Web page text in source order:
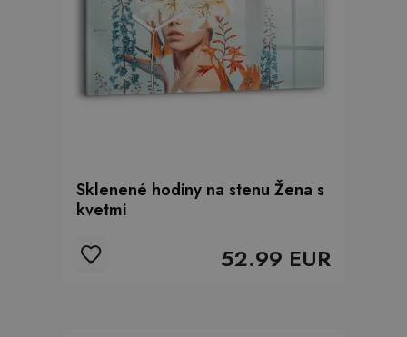
Sklenené hodiny na stenu Žena s
kvetmi
52.99 EUR